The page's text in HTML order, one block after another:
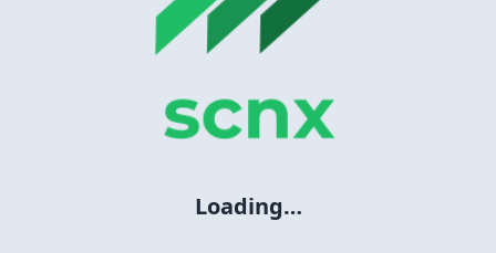
Loading…